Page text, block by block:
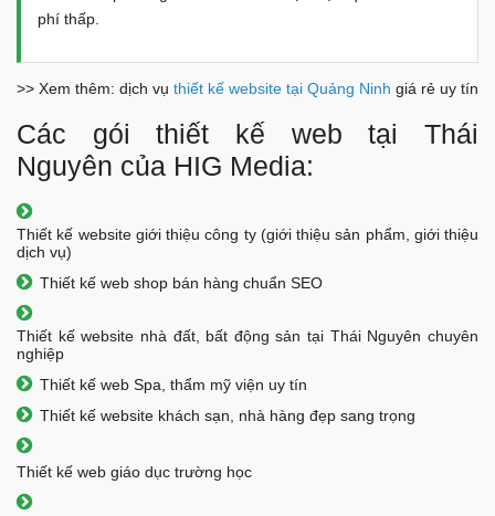
phí thấp.
>> Xem thêm: dịch vụ thiết kế website tại Quảng Ninh giá rẻ uy tín
Các gói thiết kế web tại Thái
Nguyên của HIG Media:
Thiết kế website giới thiệu công ty (giới thiệu sản phẩm, giới thiệu
dịch vụ)
Thiết kế web shop bán hàng chuẩn SEO
Thiết kế website nhà đất, bất động sản tại Thái Nguyên chuyên
nghiệp
Thiết kế web Spa, thẩm mỹ viện uy tín
Thiết kế website khách sạn, nhà hàng đẹp sang trọng
Thiết kế web giáo dục trường học